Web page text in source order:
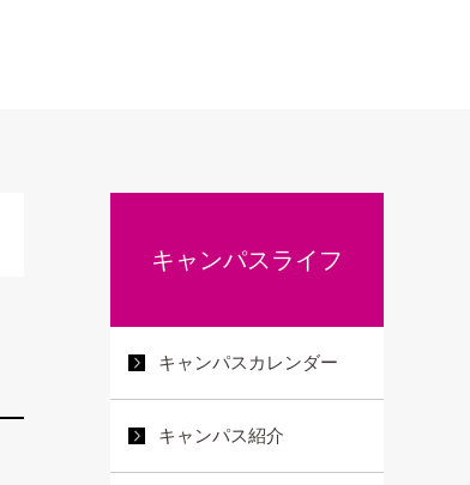
キャンパスライフ
キャンパスカレンダー
キャンパス紹介